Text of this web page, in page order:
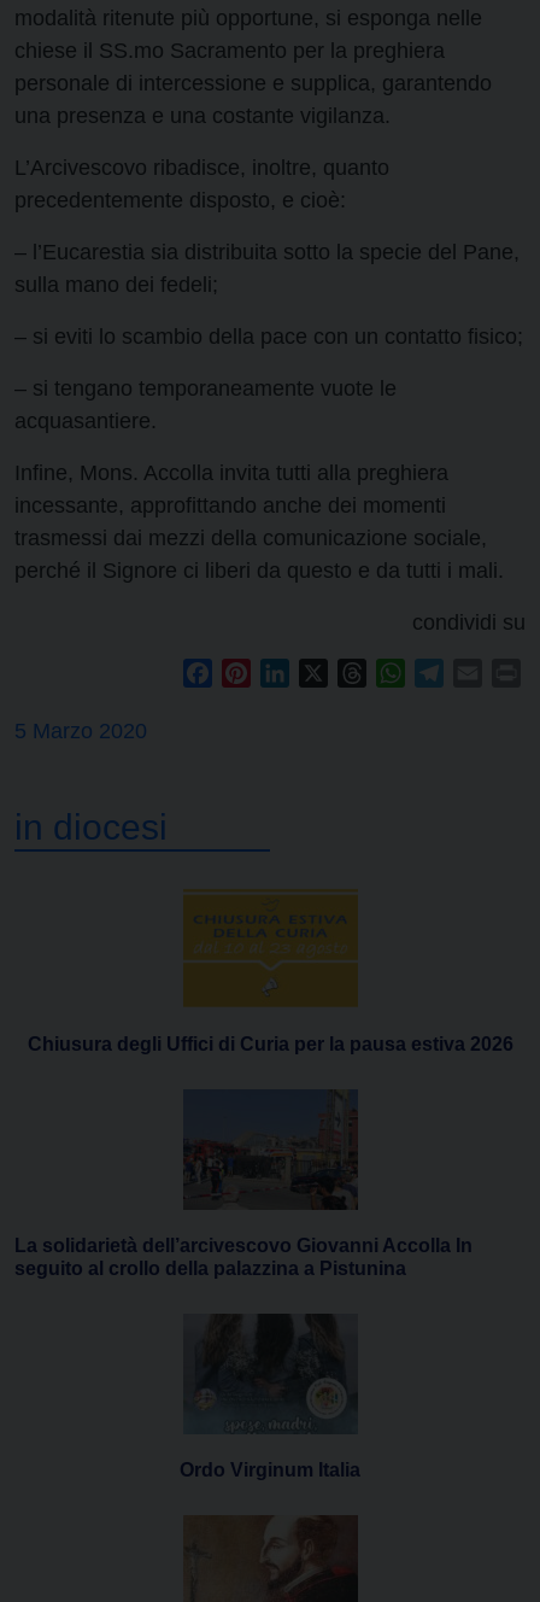
modalità ritenute più opportune, si esponga nelle
chiese il SS.mo Sacramento per la preghiera
personale di intercessione e supplica, garantendo
una presenza e una costante vigilanza.
L’Arcivescovo ribadisce, inoltre, quanto
precedentemente disposto, e cioè:
– l’Eucarestia sia distribuita sotto la specie del Pane,
sulla mano dei fedeli;
– si eviti lo scambio della pace con un contatto fisico;
– si tengano temporaneamente vuote le
acquasantiere.
Infine, Mons. Accolla invita tutti alla preghiera
incessante, approfittando anche dei momenti
trasmessi dai mezzi della comunicazione sociale,
perché il Signore ci liberi da questo e da tutti i mali.
condividi su
FacebookPinterestLinkedIn ThreadsWhatsApp
5 Marzo 2020
in diocesi
Chiusura degli Uffici di Curia per la pausa estiva 2026
La solidarietà dell’arcivescovo Giovanni Accolla In
seguito al crollo della palazzina a Pistunina
Ordo Virginum Italia